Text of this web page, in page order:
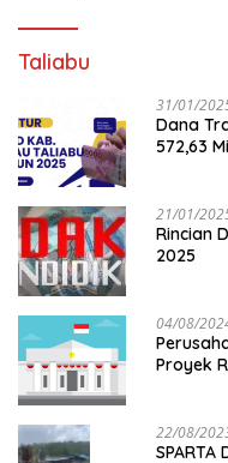
Taliabu
31/01/
Dana
572,63
21/01/
Rincian
2025
04/08/
Proyek
22/08/